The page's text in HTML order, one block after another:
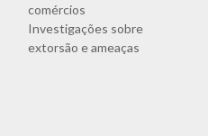
comércios
Investigações sobre
extorsão e ameaças